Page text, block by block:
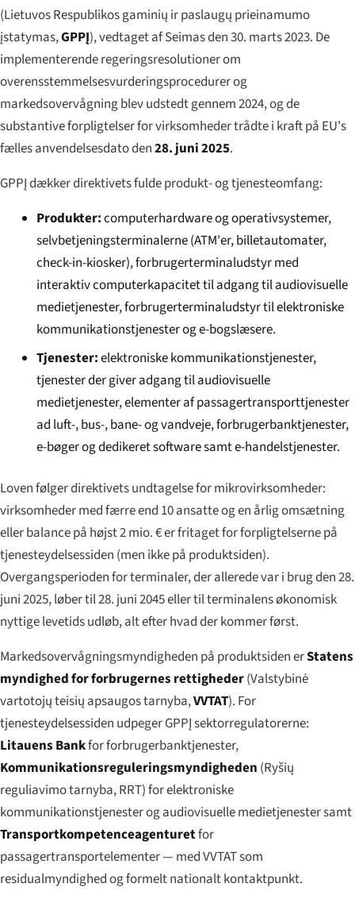
(Lietuvos Respublikos gaminių ir paslaugų prieinamumo
įstatymas,GPPĮ), vedtaget af Seimas den 30. marts 2023. De
implementerende regeringsresolutioner om
overensstemmelsesvurderingsprocedurer og
markedsovervågning blev udstedt gennem 2024, og de
substantive forpligtelser for virksomheder trådte i kraft på EU's
fælles anvendelsesdato den28. juni 2025.
GPPĮ dækker direktivets fulde produkt- og tjenesteomfang:
Produkter:computerhardware og operativsystemer,
selvbetjeningsterminalerne (ATM'er, billetautomater,
check-in-kiosker), forbrugerterminaludstyr med
interaktiv computerkapacitet til adgang til audiovisuelle
medietjenester, forbrugerterminaludstyr til elektroniske
kommunikationstjenester og e-bogslæsere.
Tjenester:elektroniske kommunikationstjenester,
tjenester der giver adgang til audiovisuelle
medietjenester, elementer af passagertransporttjenester
ad luft-, bus-, bane- og vandveje, forbrugerbanktjenester,
e-bøger og dedikeret software samt e-handelstjenester.
Loven følger direktivets undtagelse for mikrovirksomheder:
virksomheder med færre end 10 ansatte og en årlig omsætning
eller balance på højst 2 mio. € er fritaget for forpligtelserne på
tjenesteydelsessiden (men ikke på produktsiden).
Overgangsperioden for terminaler, der allerede var i brug den 28.
juni 2025, løber til 28. juni 2045 eller til terminalens økonomisk
nyttige levetids udløb, alt efter hvad der kommer først.
Markedsovervågningsmyndigheden på produktsiden erStatens
myndighed for forbrugernes rettigheder(Valstybinė
vartotojų teisių apsaugos tarnyba,VVTAT). For
tjenesteydelsessiden udpeger GPPĮ sektorregulatorerne:
Litauens Bankfor forbrugerbanktjenester,
Kommunikationsreguleringsmyndigheden (Ryšių
reguliavimo tarnyba, RRT) for elektroniske
kommunikationstjenester og audiovisuelle medietjenester samt
Transportkompetenceagenturetfor
passagertransportelementer — med VVTAT som
residualmyndighed og formelt nationalt kontaktpunkt.